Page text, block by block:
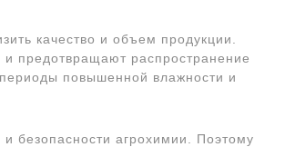
качество и объем продукции.
и предотвращают распространение
повышенной влажности и
безопасности агрохимии. Поэтому